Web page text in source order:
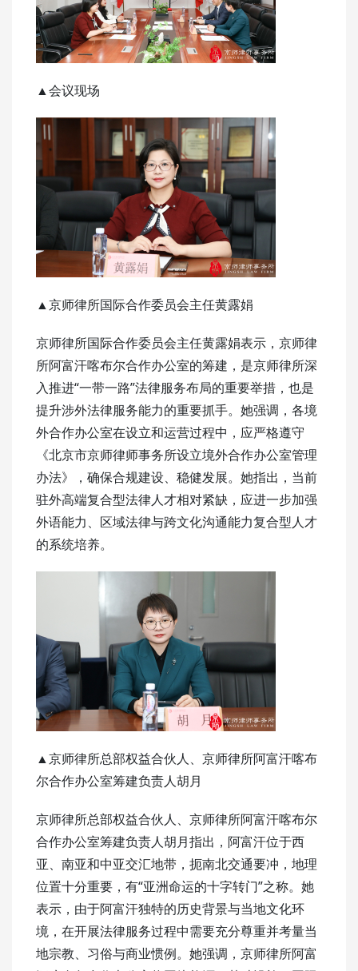
▲会议现场
▲京师律所国际合作委员会主任黄露娟
京师律所国际合作委员会主任黄露娟表示，京师律
所阿富汗喀布尔合作办公室的筹建，是京师律所深
入推进“一带一路”法律服务布局的重要举措，也是
提升涉外法律服务能力的重要抓手。她强调，各境
外合作办公室在设立和运营过程中，应严格遵守
《北京市京师律师事务所设立境外合作办公室管理
办法》，确保合规建设、稳健发展。她指出，当前
驻外高端复合型法律人才相对紧缺，应进一步加强
外语能力、区域法律与跨文化沟通能力复合型人才
的系统培养。
▲京师律所总部权益合伙人、京师律所阿富汗喀布
尔合作办公室筹建负责人胡月
京师律所总部权益合伙人、京师律所阿富汗喀布尔
合作办公室筹建负责人胡月指出，阿富汗位于西
亚、南亚和中亚交汇地带，扼南北交通要冲，地理
位置十分重要，有“亚洲命运的十字转门”之称。她
表示，由于阿富汗独特的历史背景与当地文化环
境，在开展法律服务过程中需要充分尊重并考量当
地宗教、习俗与商业惯例。她强调，京师律所阿富